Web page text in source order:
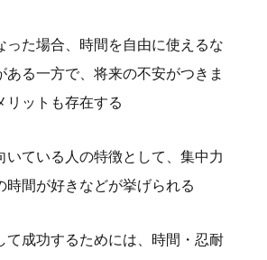
った場合、時間を自由に使えるな
ある一方で、将来の不安がつきま
リットも存在する
いている人の特徴として、集中力
時間が好きなどが挙げられる
て成功するためには、時間・忍耐